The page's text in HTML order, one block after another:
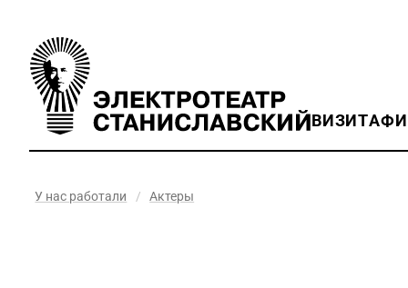
ВИЗИТ
У нас работали / Актеры